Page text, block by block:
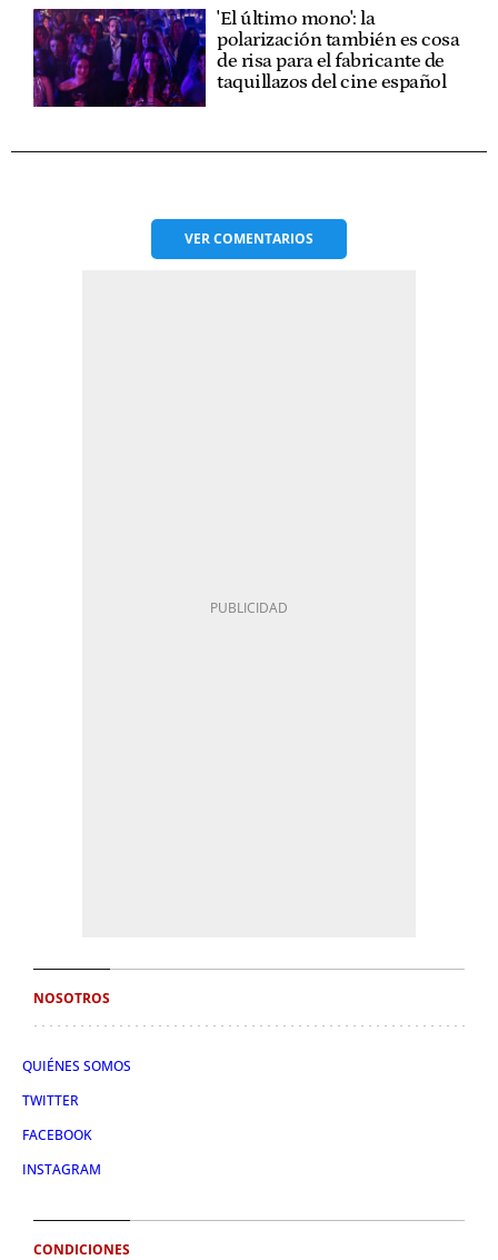
'El último mono': la
polarización también es cosa
de risa para el fabricante de
taquillazos del cine español
VERCOMENTARIOS
NOSOTROS
QUIÉNES SOMOS
TWITTER
FACEBOOK
INSTAGRAM
CONDICIONES